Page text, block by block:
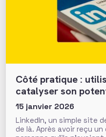
Côté pratique :
catalyser son
donateurs
15 janvier 2026
LinkedIn, un simple site
de là. Après avoir reçu